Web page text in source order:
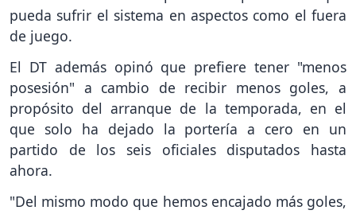
pueda sufrir el sistema en aspectos como el fuera
de juego.
El DT además opinó que prefiere tener "menos
posesión" a cambio de recibir menos goles, a
propósito del arranque de la temporada, en el
que solo ha dejado la portería a cero en un
partido de los seis oficiales disputados hasta
ahora.
"Del mismo modo que hemos encajado más goles,